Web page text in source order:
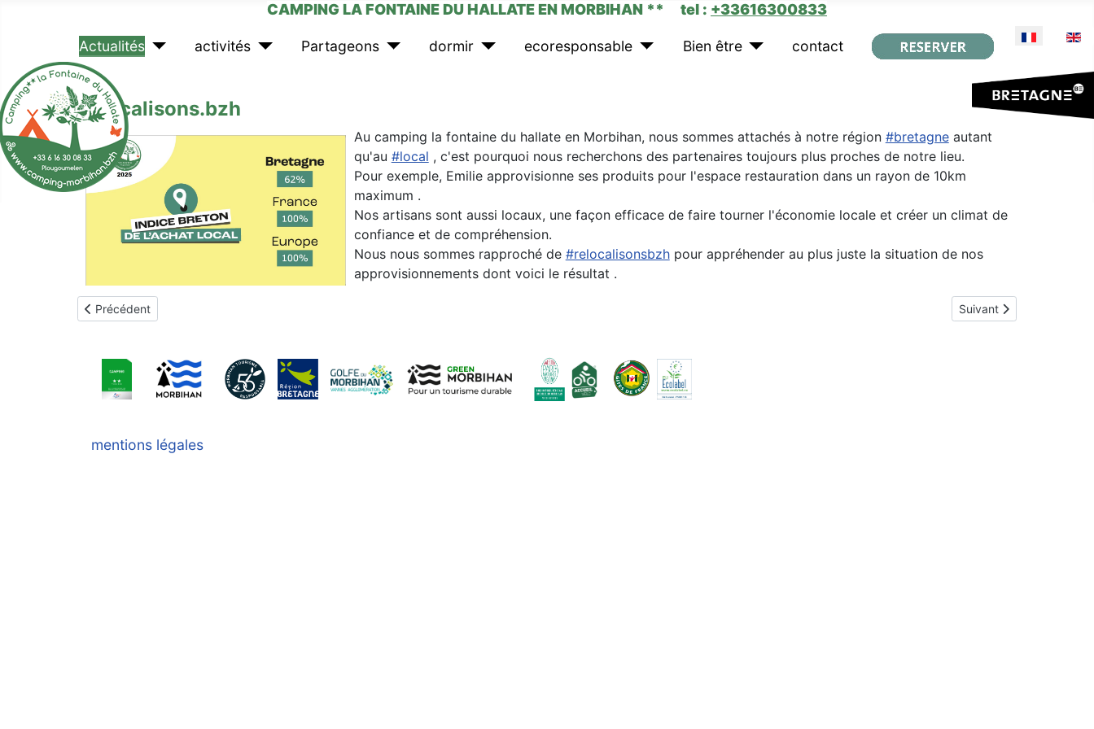
CAMPING LA FONTAINE DU HALLATE EN MORBIHAN ** tel : +33616300833
Actualités activités Partageons dormir ecoresponsable Bien être contact
Relocalisons.bzh
Au camping la fontaine du hallate en Morbihan, nous sommes attachés à notre région #bretagneautant
qu'au #local , c'est pourquoi nous recherchons des partenaires toujours plus proches de notre lieu.
Pour exemple, Emilie approvisionne ses produits pour l'espace restauration dans un rayon de 10km
maximum .
Nos artisans sont aussi locaux, une façon efficace de faire tourner l'économie locale et créer un climat de
confiance et de compréhension.
Nous nous sommes rapproché de #relocalisonsbzhpour appréhender au plus juste la situation de nos
approvisionnements dont voici le résultat .
Article précédent : programmes juillet - aout 2026
Précédent Article suivant : Impact
Suivant
mentions légales